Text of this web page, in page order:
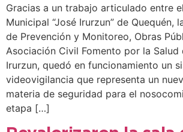
Gracias a un trabajo articulado entre
Municipal “José Irurzun” de Quequén,
de Prevención y Monitoreo, Obras
Asociación Civil Fomento por la Salud
Irurzun, quedó en funcionamiento un
videovigilancia que representa un
materia de seguridad para el
etapa […]